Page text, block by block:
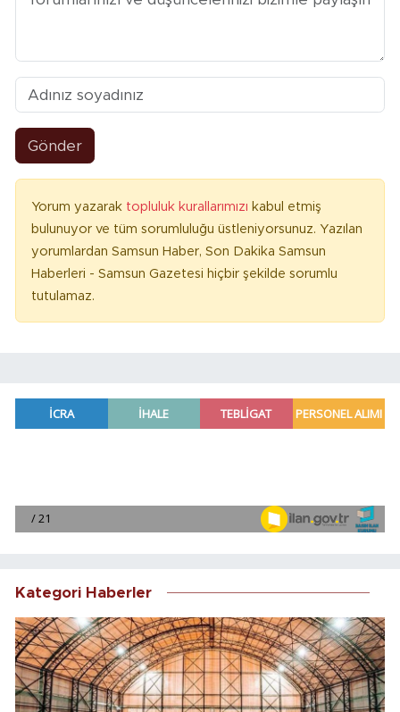
Gönder
Yorum yazarak topluluk kurallarımızı kabul etmiş
bulunuyor ve tüm sorumluluğu üstleniyorsunuz. Yazılan
yorumlardan Samsun Haber, Son Dakika Samsun
Haberleri - Samsun Gazetesi hiçbir şekilde sorumlu
tutulamaz.
Kategori Haberler